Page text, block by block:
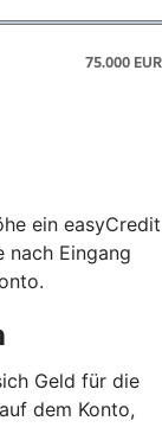
ein easyCredit
nach Eingang
Geld für die
dem Konto,